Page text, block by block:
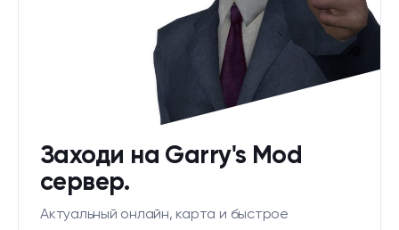
Заходи на Garry's Mod
сервер.
Актуальный онлайн, карта и быстрое